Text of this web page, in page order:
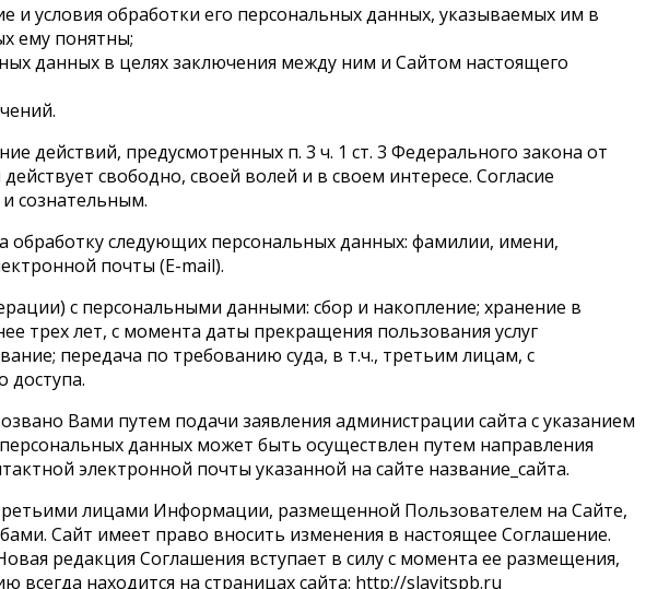
условия обработки его персональных данных, указываемых им в
ему понятны;
данных в целях заключения между ним и Сайтом настоящего
действий, предусмотренных п. 3 ч. 1 ст. 3 Федерального закона от
свободно, своей волей и в своем интересе. Согласие
сознательным.
обработку следующих персональных данных: фамилии, имени,
почты (E-mail).
с персональными данными: сбор и накопление; хранение в
трех лет, с момента даты прекращения пользования услуг
передача по требованию суда, в т.ч., третьим лицам, с
доступа.
Вами путем подачи заявления администрации сайта с указанием
данных может быть осуществлен путем направления
электронной почты указанной на сайте название_сайта.
лицами Информации, размещенной Пользователем на Сайте,
Сайт имеет право вносить изменения в настоящее Соглашение.
редакция Соглашения вступает в силу с момента ее размещения,
находится на страницах сайта: http://slavitspb.ru